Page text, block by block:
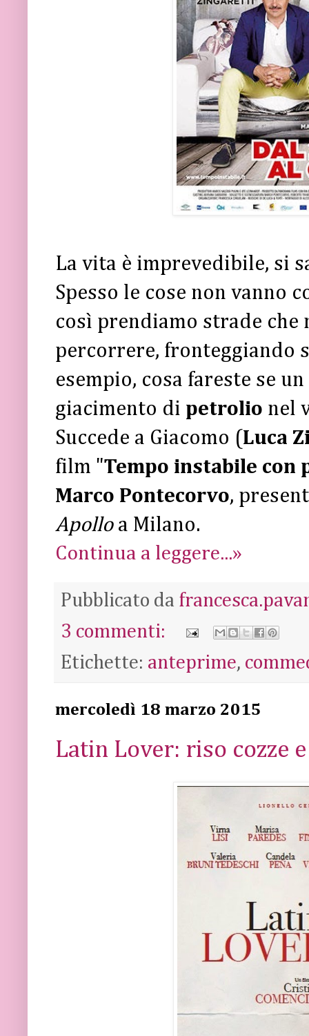
La vita è imprevedibile, si
Spesso le cose non vanno
così prendiamo strade che
percorrere, fronteggiando
esempio, cosa fareste se
giacimento di petrolio nel
Succede a Giacomo (Luca
film "Tempo instabile con
Marco Pontecorvo,
Apollo a Milano.
Continua a leggere...»
Pubblicato da
3 commenti:
Etichette: anteprime,
mercoledì 18 marzo 2015
Latin Lover: riso cozze